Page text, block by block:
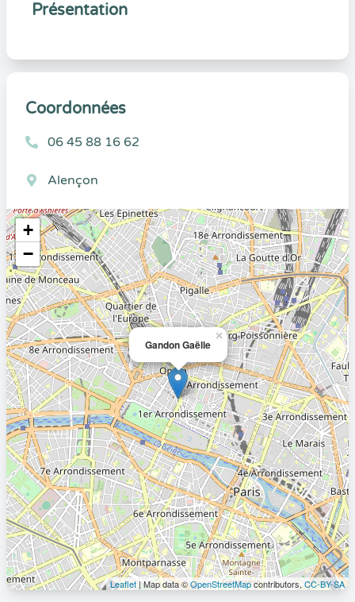
Présentation
Coordonnées
06 45 88 16 62
Alençon
Gandon Gaëlle
×
+
−
Leaflet| Map data ©OpenStreetMapcontributors, CC-BY-SA